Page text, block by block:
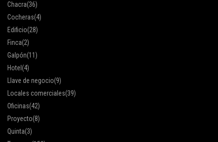
Chacra(36)
Cocheras(4)
Edificio(28)
Finca(2)
Galpón(11)
Hotel (4)
Llave de negocio(9)
Locales comerciales(39)
Oficinas(42)
Proyecto(8)
Quinta(3)